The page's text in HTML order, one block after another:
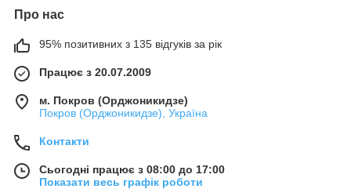
Про нас
95% позитивних з 135 відгуків за рік
Працює з 20.07.2009
м. Покров (Орджоникидзе)
Покров (Орджоникидзе), Україна
Контакти
Сьогодні працює з 08:00 до 17:00
Показати весь графік роботи